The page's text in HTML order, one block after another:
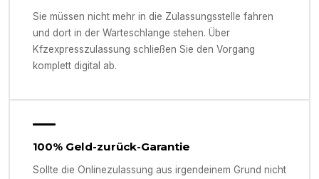
Sie müssen nicht mehr in die Zulassungsstelle fahren
und dort in der Warteschlange stehen. Über
Kfzexpresszulassung schließen Sie den Vorgang
komplett digital ab.
100% Geld-zurück-Garantie
Sollte die Onlinezulassung aus irgendeinem Grund nicht